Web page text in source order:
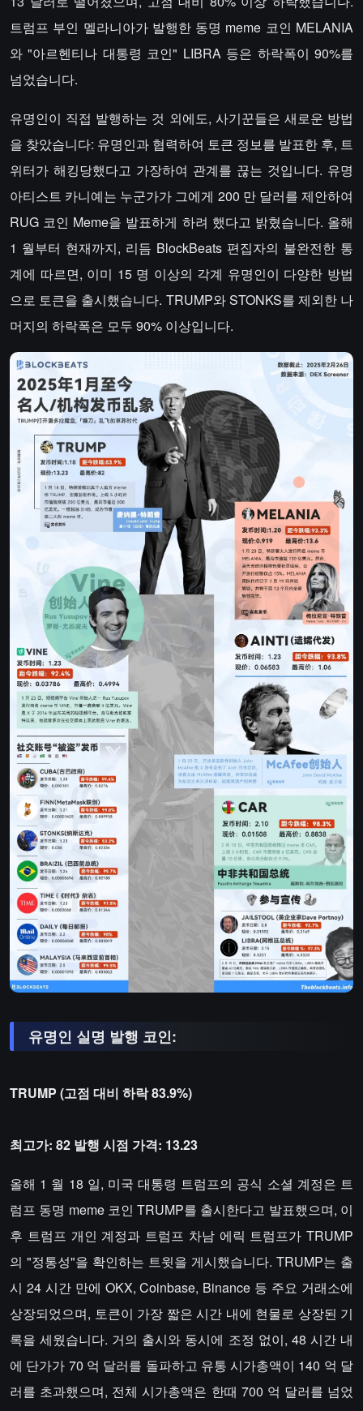
트럼프 부인 멜라니아가 발행한 동명 meme 코인 MELANIA
와 "아르헨티나 대통령 코인" LIBRA 등은 하락폭이 90%를
넘었습니다.
유명인이 직접 발행하는 것 외에도, 사기꾼들은 새로운 방법
을 찾았습니다: 유명인과 협력하여 토큰 정보를 발표한 후, 트
위터가 해킹당했다고 가장하여 관계를 끊는 것입니다. 유명
아티스트 카니예는 누군가가 그에게 200 만 달러를 제안하여
RUG 코인 Meme을 발표하게 하려 했다고 밝혔습니다. 올해
1 월부터 현재까지, 리듬 BlockBeats 편집자의 불완전한 통
계에 따르면, 이미 15 명 이상의 각계 유명인이 다양한 방법
으로 토큰을 출시했습니다. TRUMP와 STONKS를 제외한 나
머지의 하락폭은 모두 90% 이상입니다.
유명인 실명 발행 코인:
TRUMP (고점 대비 하락 83.9%)
최고가: 82 발행 시점 가격: 13.23
올해 1 월 18 일, 미국 대통령 트럼프의 공식 소셜 계정은 트
럼프 동명 meme 코인 TRUMP를 출시한다고 발표했으며, 이
후 트럼프 개인 계정과 트럼프 차남 에릭 트럼프가 TRUMP
의 "정통성"을 확인하는 트윗을 게시했습니다. TRUMP는 출
시 24 시간 만에 OKX, Coinbase, Binance 등 주요 거래소에
상장되었으며, 토큰이 가장 짧은 시간 내에 현물로 상장된 기
록을 세웠습니다. 거의 출시와 동시에 조정 없이, 48 시간 내
에 단가가 70 억 달러를 돌파하고 유통 시가총액이 140 억 달
러를 초과했으며, 전체 시가총액은 한때 700 억 달러를 넘었